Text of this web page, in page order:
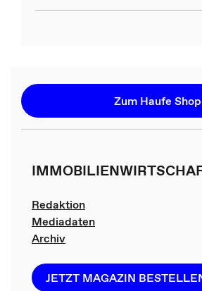
Zum Haufe Shop
Redaktion
Mediadaten
Archiv
JETZT MAGAZIN